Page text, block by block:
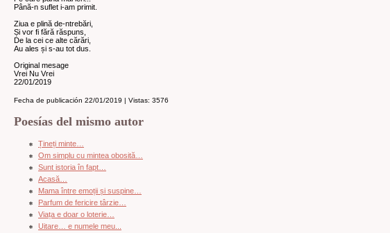
Până-n suflet i-am primit.
Ziua e plină de-ntrebări,
Și vor fi fără răspuns,
De la cei ce alte cărări,
Au ales și s-au tot dus.
Original mesage
Vrei Nu Vrei
22/01/2019
Fecha de publicación 22/01/2019 | Vistas: 3576
Poesías del mismo autor
Țineți minte…
Om simplu cu mintea obosită…
Sunt istoria în fapt…
Acasă…
Mama între emoții și suspine…
Parfum de fericire târzie…
Viața e doar o loterie…
Uitare… e numele meu...